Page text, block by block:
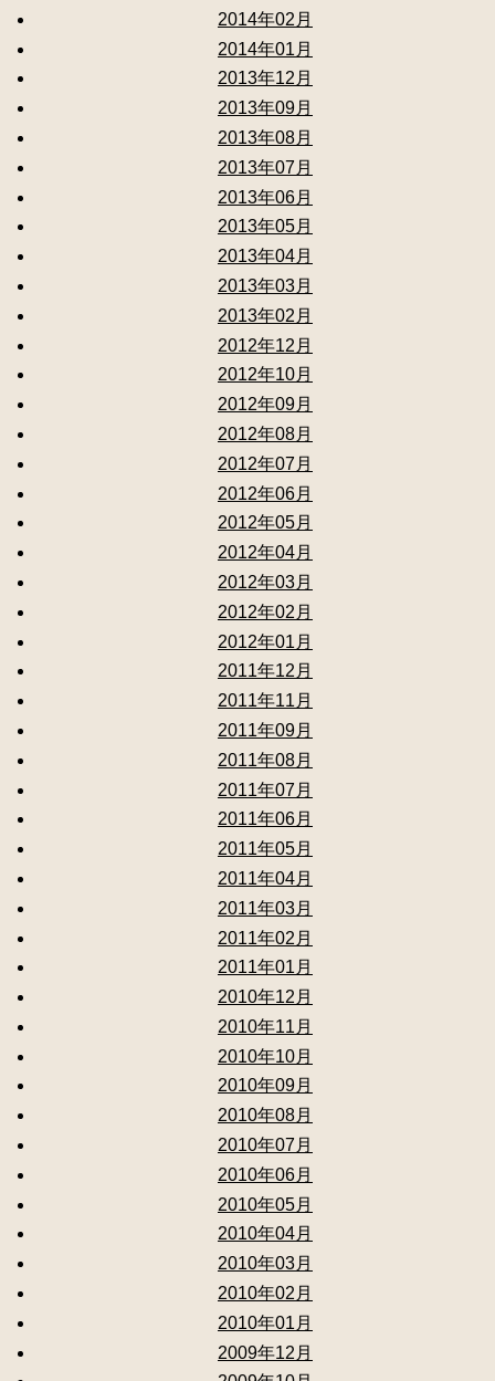
2014年02月
2014年01月
2013年12月
2013年09月
2013年08月
2013年07月
2013年06月
2013年05月
2013年04月
2013年03月
2013年02月
2012年12月
2012年10月
2012年09月
2012年08月
2012年07月
2012年06月
2012年05月
2012年04月
2012年03月
2012年02月
2012年01月
2011年12月
2011年11月
2011年09月
2011年08月
2011年07月
2011年06月
2011年05月
2011年04月
2011年03月
2011年02月
2011年01月
2010年12月
2010年11月
2010年10月
2010年09月
2010年08月
2010年07月
2010年06月
2010年05月
2010年04月
2010年03月
2010年02月
2010年01月
2009年12月